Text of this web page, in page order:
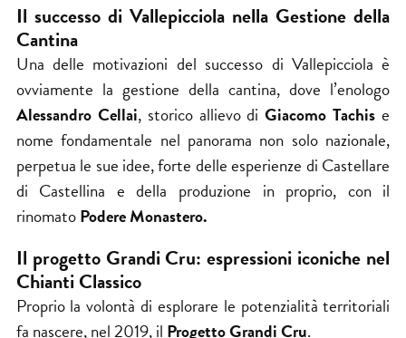
Il successo di Vallepicciola nella Gestione della
Cantina
Una delle motivazioni del successo diVallepicciola è
ovviamente la gestione della cantina, dove l’enologo
Alessandro Cellai, storico allievo diGiacomo Tachis e
nome fondamentale nel panorama non solo nazionale,
perpetua le sue idee, forte delle esperienze di Castellare
di Castellina e della produzione in proprio, con il
rinomatoPodere Monastero.
Il progetto Grandi Cru: espressioni iconiche nel
Chianti Classico
Proprio la volontà di esplorare le potenzialità territoriali
fa nascere, nel 2019, il Progetto Grandi Cru.